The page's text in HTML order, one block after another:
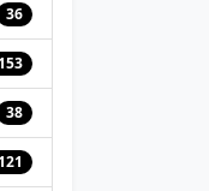
36
38